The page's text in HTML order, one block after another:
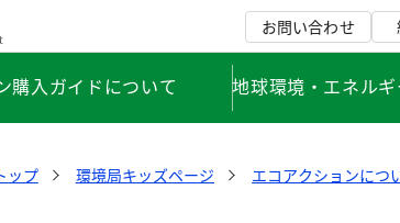
お問い合わせ
購入ガイドについて 地球環境・エネルギ
ップ 環境局キッズページ エコアクションにつ